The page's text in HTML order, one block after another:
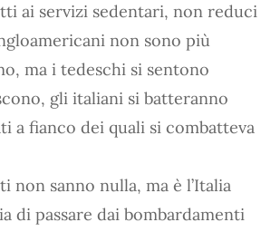
ai servizi sedentari, non reduci
non sono più
ma i tedeschi si sentono
gli italiani si batteranno
a fianco dei quali si combatteva
non sanno nulla, ma è l’Italia
di passare dai bombardamenti